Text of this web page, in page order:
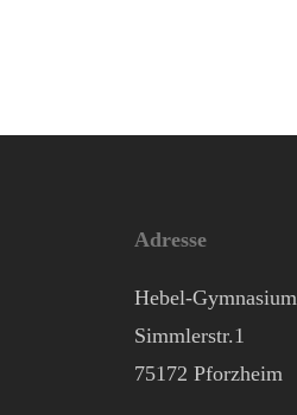
Adresse
Hebel-Gymnasium
Simmlerstr.1
75172 Pforzheim